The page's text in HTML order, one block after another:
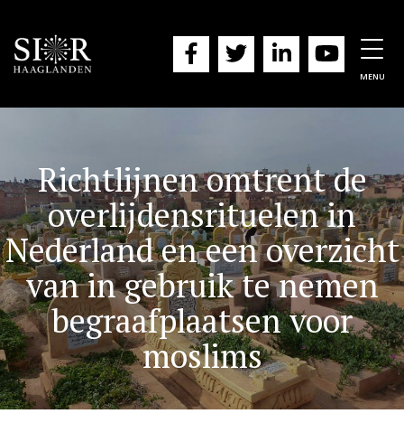
MENU
Richtlijnen omtrent de
overlijdensrituelen in
Nederland en een overzicht
van in gebruik te nemen
begraafplaatsen voor
moslims